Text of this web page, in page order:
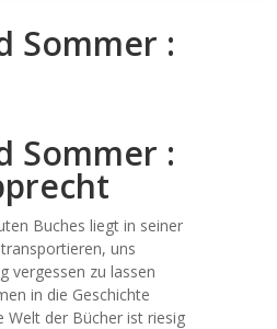
Sommer :
Sommer :
Buches liegt in seiner
uns
vergessen zu lassen
in die Geschichte
Welt der Bücher ist riesig